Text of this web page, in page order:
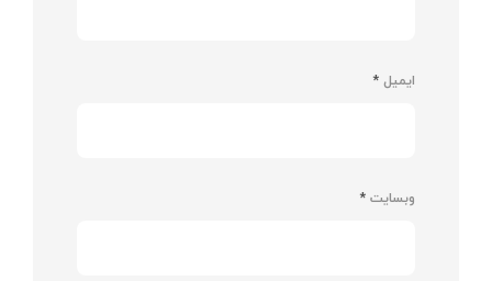
ایمیل *
وبسایت *